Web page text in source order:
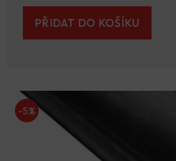
PŘIDAT DO KOŠÍKU
-5%